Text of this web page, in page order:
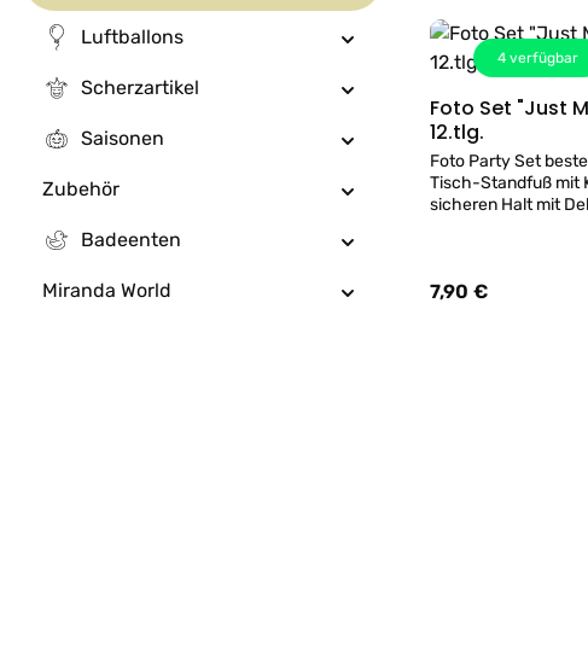
Luftballons
Scherzartikel
Saisonen
Zubehör
Badeenten
Miranda World
4 verfügbar
Foto Set "Just
12.tlg.
Foto Party Set
Tisch-Standfuß mit
sicheren Halt mit
Regulärer Preis:
7,90 €